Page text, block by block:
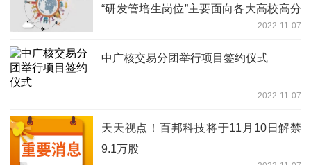
“研发管培生岗位”主要面向各大高校高分
子材料、应用化学及纸制品印刷包装等相
关专业学生
2022-11-07
中广核交易分团举行项目签约仪式
2022-11-07
天天视点！百邦科技将于11月10日解禁
9.1万股